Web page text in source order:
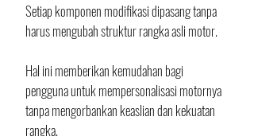
Setiap komponen modifikasi dipasang tanpa
harus mengubah struktur rangka asli motor.
Hal ini memberikan kemudahan bagi
pengguna untuk mempersonalisasi motornya
tanpa mengorbankan keaslian dan kekuatan
rangka.